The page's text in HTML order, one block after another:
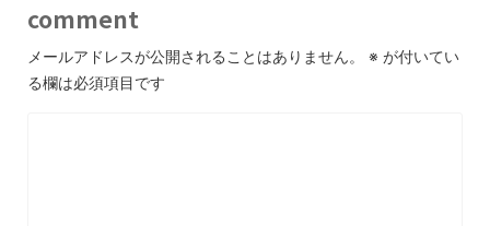
comment
メールアドレスが公開されることはありません。 ※ が付いてい
る欄は必須項目です